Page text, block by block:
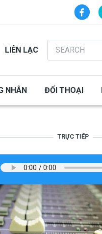
LIÊN LẠC
Search
NHÂN ĐỐI THOẠI
TRỰC TIẾP